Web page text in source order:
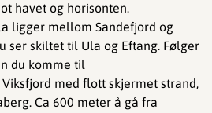
havet og horisonten.
ligger mellom Sandefjord og
ser skiltet til Ula og Eftang. Følger
du komme til
med flott skjermet strand,
Ca 600 meter å gå fra